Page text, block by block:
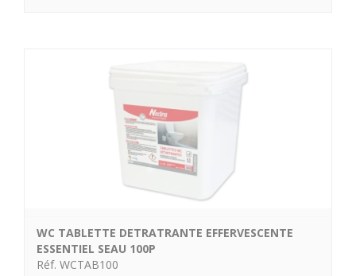
WC TABLETTE DETRATRANTE EFFERVESCENTE
ESSENTIEL SEAU 100P
Réf. WCTAB100